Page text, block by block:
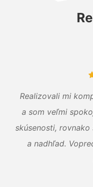
Realizovali mi
a som veľmi
skúsenosti,
a nadhľad.